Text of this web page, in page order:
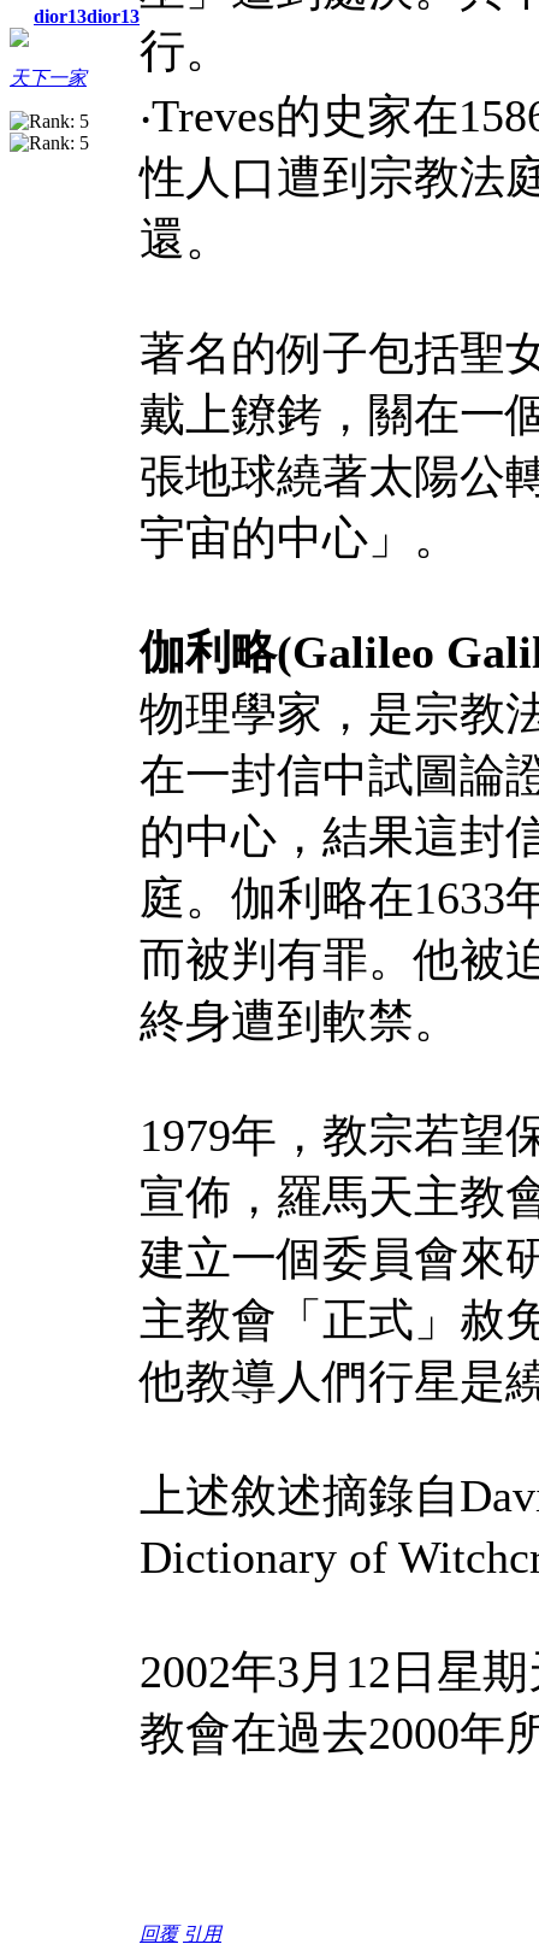
dior13dior13
天下一家
行。
‧Treves的史家在
性人口遭到宗教法
還。
著名的例子包括聖
戴上鐐銬，關在一
張地球繞著太陽公
宇宙的中心」。
伽利略(Galileo
物理學家，是宗教
在一封信中試圖論
的中心，結果這封
庭。伽利略在1633
而被判有罪。他被
終身遭到軟禁。
1979年，教宗若望
宣佈，羅馬天主教
建立一個委員會來
主教會「正式」赦
他教導人們行星是
上述敘述摘錄自
Dictionary of
2002年3月 12 日 星
教會在過去2000年
回覆 引用